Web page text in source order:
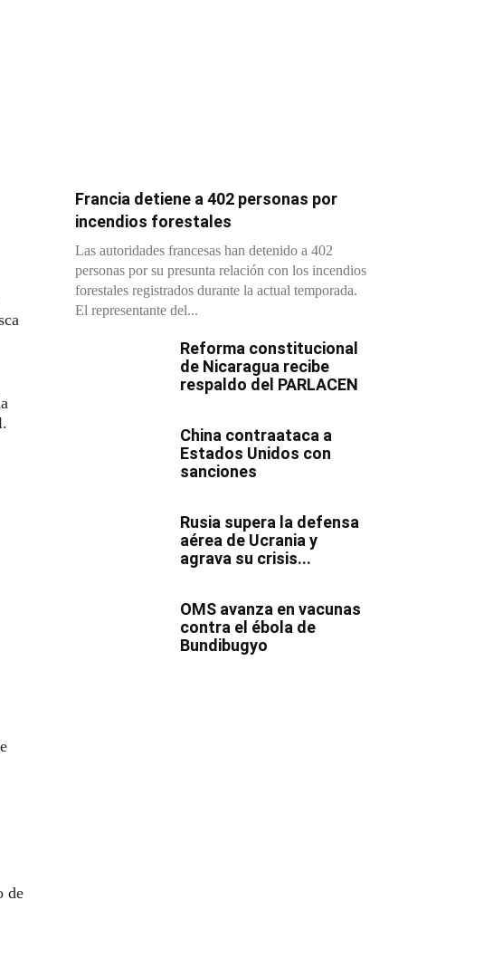
de
Francia detiene a 402 personas por
incendios forestales
Las autoridades francesas han detenido a 402
personas por su presunta relación con los incendios
forestales registrados durante la actual temporada.
El representante del...
Reforma constitucional
de Nicaragua recibe
respaldo del PARLACEN
China contraataca a
Estados Unidos con
sanciones
Rusia supera la defensa
aérea de Ucrania y
agrava su crisis...
OMS avanza en vacunas
contra el ébola de
Bundibugyo